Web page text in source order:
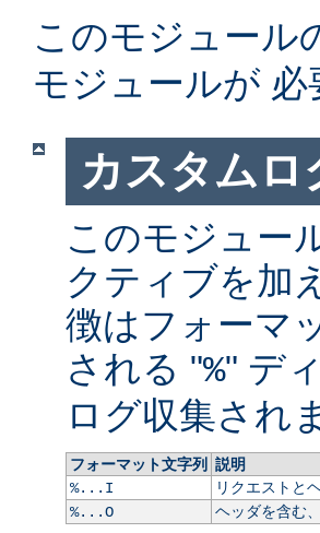
このモジュール
モジュールが 必
カスタムロ
このモジュー
クティブを加
徴はフォーマ
される "%" デ
ログ収集され
フォーマット文字列
説明
%...I
リクエストと
%...O
ヘッダを含む